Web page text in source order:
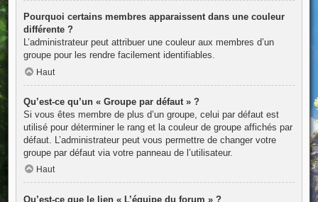
Pourquoi certains membres apparaissent dans une couleur
différente ?
L’administrateur peut attribuer une couleur aux membres d’un
groupe pour les rendre facilement identifiables.
Haut
Qu’est-ce qu’un « Groupe par défaut » ?
Si vous êtes membre de plus d’un groupe, celui par défaut est
utilisé pour déterminer le rang et la couleur de groupe affichés par
défaut. L’administrateur peut vous permettre de changer votre
groupe par défaut via votre panneau de l’utilisateur.
Haut
Qu’est-ce que le lien « L’équipe du forum » ?